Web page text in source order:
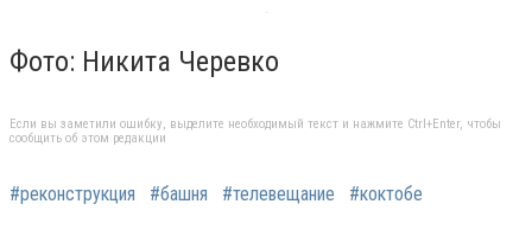
Фото: Никита Черевко
Если вы заметили ошибку, выделите необходимый текст и нажмите Ctrl+Enter, чтобы
сообщить об этом редакции
#реконструкция #башня #телевещание #коктобе